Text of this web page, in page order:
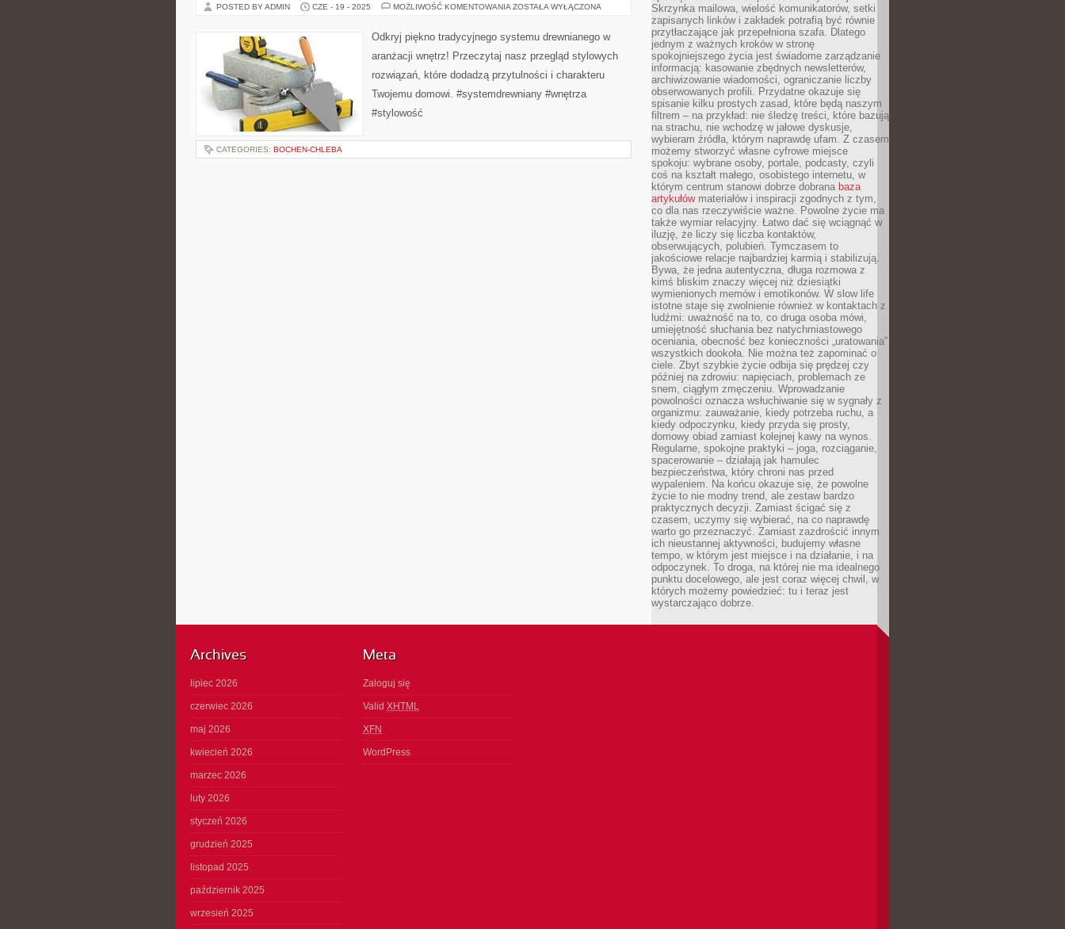
POSTED BY ADMIN CZE - 19 - 2025 MOŻLIWOŚĆ KOMENTOWANIA SYSTEM
STYLOWYCH
ROZWIĄZAŃ
ZOSTAŁA WYŁĄCZONA
Odkryj piękno tradycyjnego systemu drewnianego w
aranżacji wnętrz! Przeczytaj nasz przegląd stylowych
rozwiązań, które dodadzą przytulności i charakteru
Twojemu domowi. #systemdrewniany #wnętrza
#stylowość
CATEGORIES: BOCHEN-CHLEBA
Skrzynka mailowa, wielość komunikatorów, setki
zapisanych linków i zakładek potrafią być równie
przytłaczające jak przepełniona szafa. Dlatego
jednym z ważnych kroków w stronę
spokojniejszego życia jest świadome zarządzanie
informacją: kasowanie zbędnych newsletterów,
archiwizowanie wiadomości, ograniczanie liczby
obserwowanych profili. Przydatne okazuje się
spisanie kilku prostych zasad, które będą naszym
filtrem – na przykład: nie śledzę treści, które bazują
na strachu, nie wchodzę w jałowe dyskusje,
wybieram źródła, którym naprawdę ufam. Z czasem
możemy stworzyć własne cyfrowe miejsce
spokoju: wybrane osoby, portale, podcasty, czyli
coś na kształt małego, osobistego internetu, w
którym centrum stanowi dobrze dobrana baza
artykułówmateriałów i inspiracji zgodnych z tym,
co dla nas rzeczywiście ważne. Powolne życie ma
także wymiar relacyjny. Łatwo dać się wciągnąć w
iluzję, że liczy się liczba kontaktów,
obserwujących, polubień. Tymczasem to
jakościowe relacje najbardziej karmią i stabilizują.
Bywa, że jedna autentyczna, długa rozmowa z
kimś bliskim znaczy więcej niż dziesiątki
wymienionych memów i emotikonów. W slow life
istotne staje się zwolnienie również w kontaktach z
ludźmi: uważność na to, co druga osoba mówi,
umiejętność słuchania bez natychmiastowego
oceniania, obecność bez konieczności „uratowania”
wszystkich dookoła. Nie można też zapominać o
ciele. Zbyt szybkie życie odbija się prędzej czy
później na zdrowiu: napięciach, problemach ze
snem, ciągłym zmęczeniu. Wprowadzanie
powolności oznacza wsłuchiwanie się w sygnały z
organizmu: zauważanie, kiedy potrzeba ruchu, a
kiedy odpoczynku, kiedy przyda się prosty,
domowy obiad zamiast kolejnej kawy na wynos.
Regularne, spokojne praktyki – joga, rozciąganie,
spacerowanie – działają jak hamulec
bezpieczeństwa, który chroni nas przed
wypaleniem. Na końcu okazuje się, że powolne
życie to nie modny trend, ale zestaw bardzo
praktycznych decyzji. Zamiast ścigać się z
czasem, uczymy się wybierać, na co naprawdę
warto go przeznaczyć. Zamiast zazdrościć innym
ich nieustannej aktywności, budujemy własne
tempo, w którym jest miejsce i na działanie, i na
odpoczynek. To droga, na której nie ma idealnego
punktu docelowego, ale jest coraz więcej chwil, w
których możemy powiedzieć: tu i teraz jest
wystarczająco dobrze.
Archives
lipiec 2026
czerwiec 2026
maj 2026
kwiecień 2026
marzec 2026
luty 2026
styczeń 2026
grudzień 2025
listopad 2025
październik 2025
wrzesień 2025
Meta
Zaloguj się
Valid XHTML
XFN
WordPress